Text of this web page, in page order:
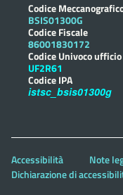
Codice
BSIS01300G
Codice Fiscale
86001830172
Codice Univoco ufficio
UF2R61
Codice IPA
istsc_bsis01300g
Accessibilità Note
Dichiarazione di